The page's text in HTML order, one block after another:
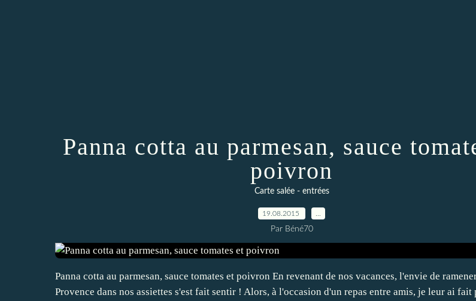
Panna cotta au parmesan, sauce
poivron
Carte salée - entrées
19.08.2015
Par Béné70
Panna cotta au parmesan, sauce tomates et poivron En revenant de nos vacances, l'envie de
Provence dans nos assiettes s'est fait sentir ! Alors, à l'occasion d'un repas entre amis, je leur ai